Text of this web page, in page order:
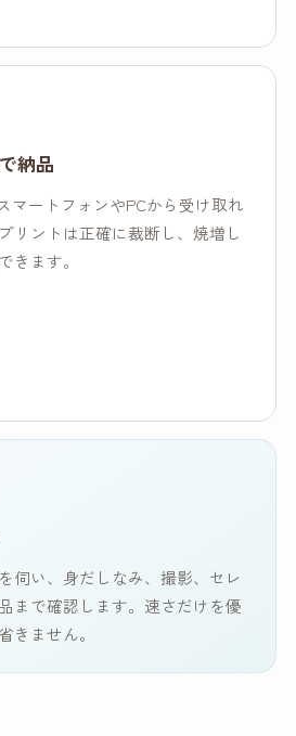
納品
マートフォンやPCから受け取れ
リントは正確に裁断し、焼増し
きます。
伺い、身だしなみ、撮影、セレ
まで確認します。速さだけを優
きません。